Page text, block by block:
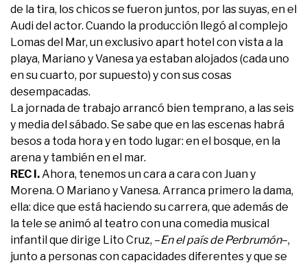
de la tira, los chicos se fueron juntos, por las suyas, en el
Audi del actor. Cuando la producción llegó al complejo
Lomas del Mar, un exclusivo apart hotel con vista a la
playa, Mariano y Vanesa ya estaban alojados (cada uno
en su cuarto, por supuesto) y con sus cosas
desempacadas.
La jornada de trabajo arrancó bien temprano, a las seis
y media del sábado. Se sabe que en las escenas habrá
besos a toda hora y en todo lugar: en el bosque, en la
arena y también en el mar.
REC I. Ahora, tenemos un cara a cara con Juan y
Morena. O Mariano y Vanesa. Arranca primero la dama,
ella: dice que está haciendo su carrera, que además de
la tele se animó al teatro con una comedia musical
infantil que dirige Lito Cruz, –En el país de Perbrumón–,
junto a personas con capacidades diferentes y que se